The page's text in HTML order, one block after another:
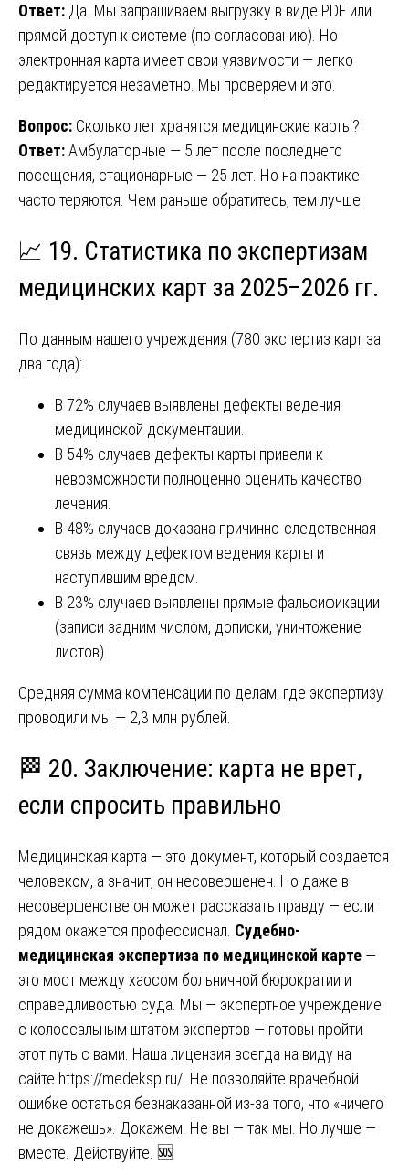
Ответ: Да. Мы запрашиваем выгрузку в виде PDF или
прямой доступ к системе (по согласованию). Но
электронная карта имеет свои уязвимости — легко
редактируется незаметно. Мы проверяем и это.
Вопрос: Сколько лет хранятся медицинские карты?
Ответ:Амбулаторные — 5 лет после последнего
посещения, стационарные — 25 лет. Но на практике
часто теряются. Чем раньше обратитесь, тем лучше.
📈 19. Статистика по экспертизам
медицинских карт за 2025–2026 гг.
По данным нашего учреждения (780 экспертиз карт за
два года):
В 72% случаев выявлены дефекты ведения
медицинской документации.
В 54% случаев дефекты карты привели к
невозможности полноценно оценить качество
лечения.
В 48% случаев доказана причинно-следственная
связь между дефектом ведения карты и
наступившим вредом.
В 23% случаев выявлены прямые фальсификации
(записи задним числом, дописки, уничтожение
листов).
Средняя сумма компенсации по делам, где экспертизу
проводили мы — 2,3 млн рублей.
🏁 20. Заключение: карта не врет,
если спросить правильно
Медицинская карта — это документ, который создается
человеком, а значит, он несовершенен. Но даже в
несовершенстве он может рассказать правду — если
рядом окажется профессионал. Судебно-
медицинская экспертиза по медицинской карте —
это мост между хаосом больничной бюрократии и
справедливостью суда. Мы — экспертное учреждение
с колоссальным штатом экспертов — готовы пройти
этот путь с вами. Наша лицензия всегда на виду на
сайте https://medeksp.ru/ . Не позволяйте врачебной
ошибке остаться безнаказанной из-за того, что «ничего
не докажешь». Докажем. Не вы — так мы. Но лучше —
вместе. Действуйте. 🆘